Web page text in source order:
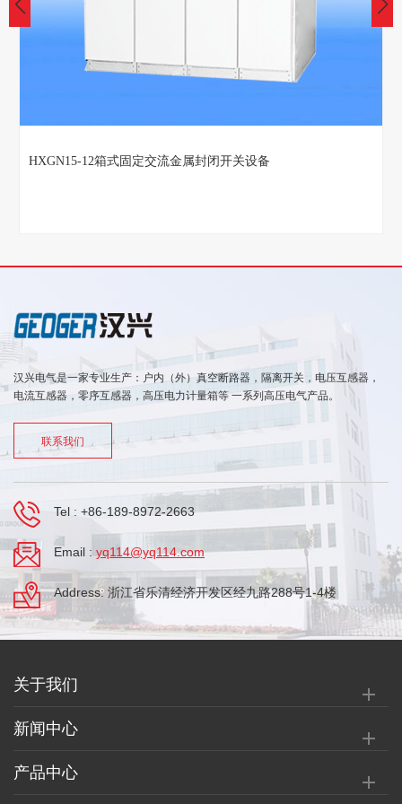
HXGN15-12箱式固定交流金属封闭开关设备
汉兴电气是一家专业生产：户内（外）真空断路器，隔离开关，电压互感器，
电流互感器，零序互感器，高压电力计量箱等 一系列高压电气产品。
联系我们
Tel : +86-189-8972-2663
Email : yq114@yq114.com
Address: 浙江省乐清经济开发区经九路288号1-4楼
关于我们
新闻中心
产品中心